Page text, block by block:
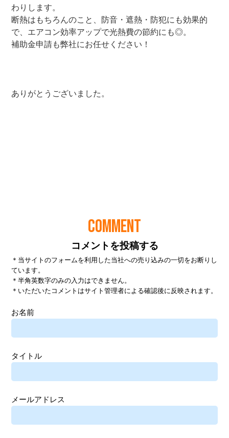
COMMENT
コメントを投稿する
＊当サイトのフォームを利用した当社への売り込みの一切をお断りし
ています。
＊半角英数字のみの入力はできません。
＊いただいたコメントはサイト管理者による確認後に反映されます。
お名前
タイトル
メールアドレス